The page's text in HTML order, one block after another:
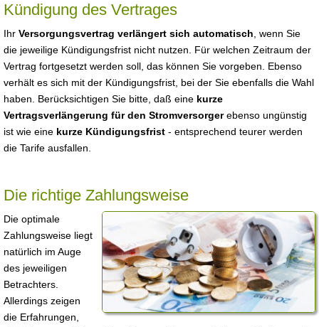
Kündigung des Vertrages
Ihr Versorgungsvertrag verlängert sich automatisch , wenn Sie
die jeweilige Kündigungsfrist nicht nutzen. Für welchen Zeitraum der
Vertrag fortgesetzt werden soll, das können Sie vorgeben. Ebenso
verhält es sich mit der Kündigungsfrist, bei der Sie ebenfalls die Wahl
haben. Berücksichtigen Sie bitte, daß eine kurze
Vertragsverlängerung für den Stromversorgerebenso ungünstig
ist wie eine kurze Kündigungsfrist - entsprechend teurer werden
die Tarife ausfallen.
Die richtige Zahlungsweise
Die optimale
Zahlungsweise liegt
natürlich im Auge
des jeweiligen
Betrachters.
Allerdings zeigen
die Erfahrungen,